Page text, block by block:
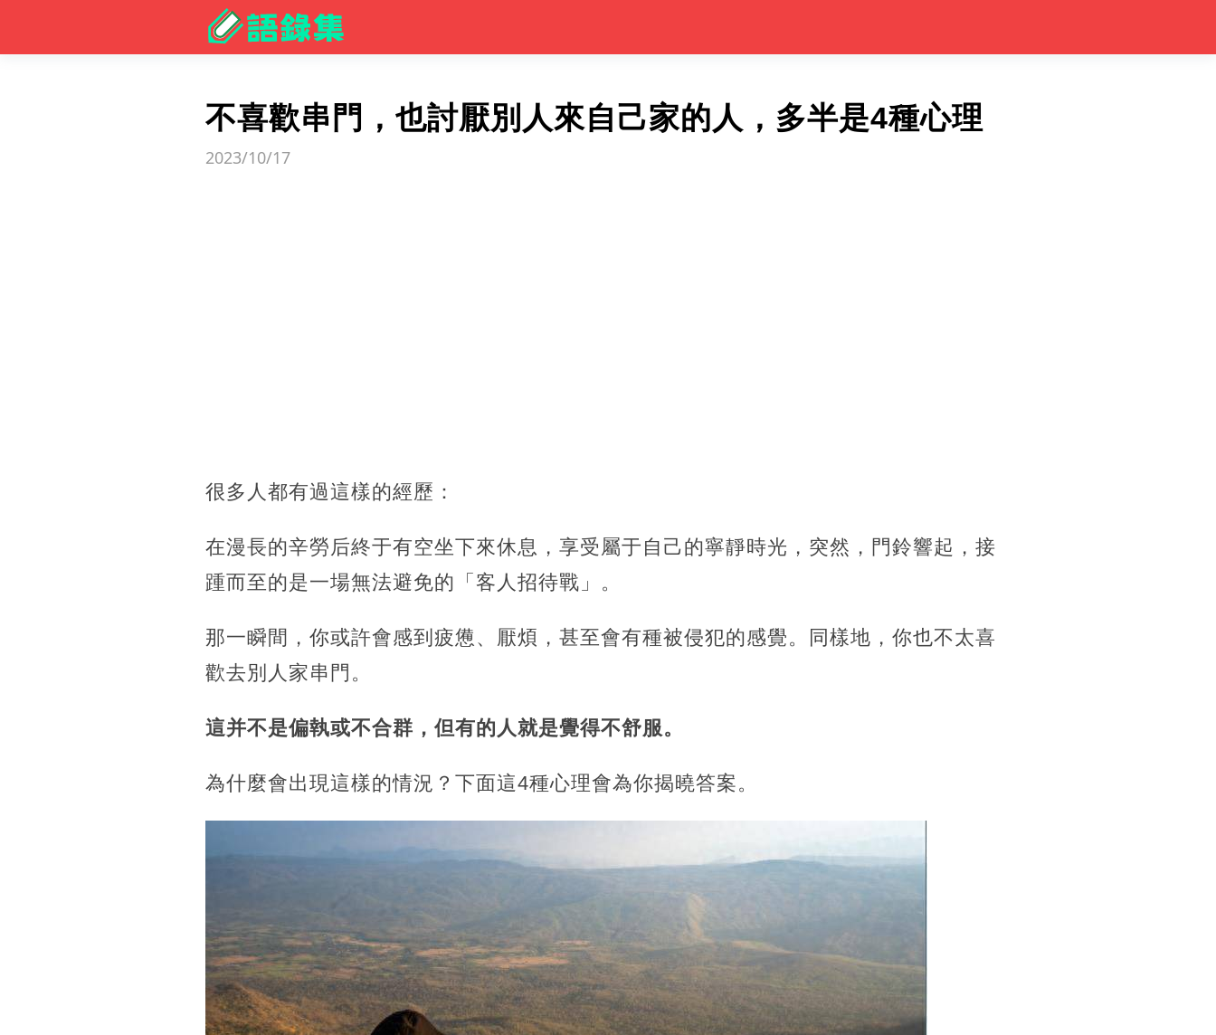
不喜歡串門，也討厭別人來自己家的人，多半是4種心理
2023/10/17
很多人都有過這樣的經歷：
在漫長的辛勞后終于有空坐下來休息，享受屬于自己的寧靜時光，突然，門鈴響起，接
踵而至的是一場無法避免的「客人招待戰」。
那一瞬間，你或許會感到疲憊、厭煩，甚至會有種被侵犯的感覺。同樣地，你也不太喜
歡去別人家串門。
這并不是偏執或不合群，但有的人就是覺得不舒服。
為什麼會出現這樣的情況？下面這4種心理會為你揭曉答案。